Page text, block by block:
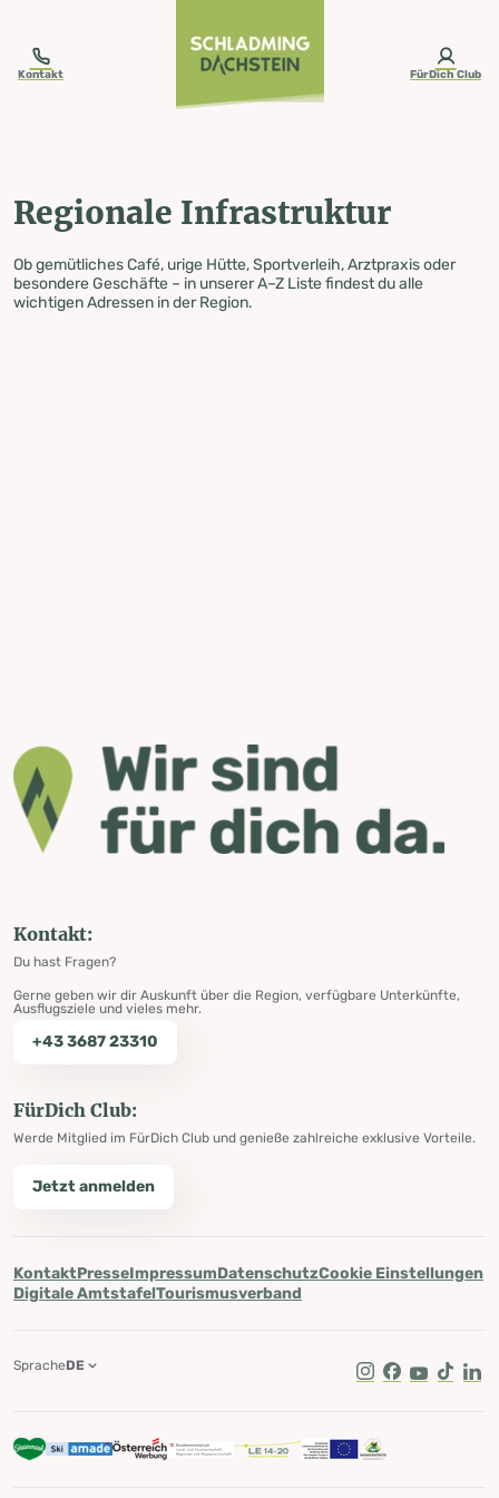
Kontakt FürDich Club
Regionale Infrastruktur
Ob gemütliches Café, urige Hütte, Sportverleih, Arztpraxis oder
besondere Geschäfte – in unserer A–Z Liste findest du alle
wichtigen Adressen in der Region.
Kontakt:
Du hast Fragen?
Gerne geben wir dir Auskunft über die Region, verfügbare Unterkünfte,
Ausflugsziele und vieles mehr.
+43 3687 23310
FürDich Club:
Werde Mitglied im FürDich Club und genieße zahlreiche exklusive Vorteile.
Jetzt anmelden
KontaktPresseImpressumDatenschutzCookie Einstellungen
Digitale AmtstafelTourismusverband
Instagram
Facebook
Youtube
Tik Tok
SpracheDE